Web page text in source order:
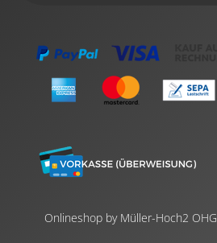
Onlineshop by Müller-Hoch2 OHG